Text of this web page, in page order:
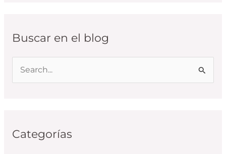
Buscar en el blog
a
Categorías